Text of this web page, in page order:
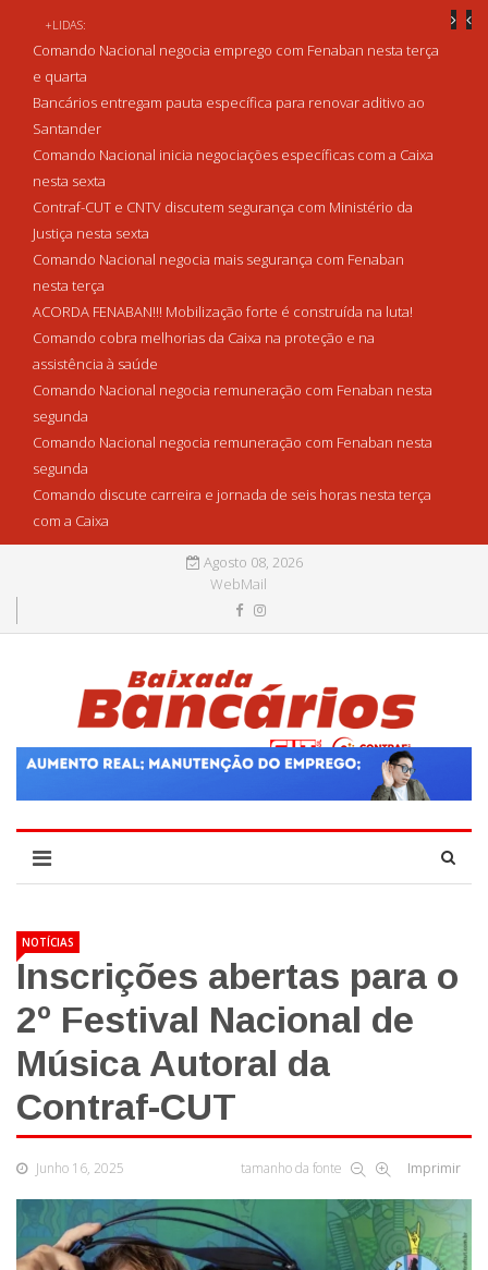
+LIDAS:
Comando Nacional negocia emprego com Fenaban nesta terça
e quarta
Bancários entregam pauta específica para renovar aditivo ao
Santander
Comando Nacional inicia negociações específicas com a Caixa
nesta sexta
Contraf-CUT e CNTV discutem segurança com Ministério da
Justiça nesta sexta
Comando Nacional negocia mais segurança com Fenaban
nesta terça
ACORDA FENABAN!!! Mobilização forte é construída na luta!
Comando cobra melhorias da Caixa na proteção e na
assistência à saúde
Comando Nacional negocia remuneração com Fenaban nesta
segunda
Comando Nacional negocia remuneração com Fenaban nesta
segunda
Comando discute carreira e jornada de seis horas nesta terça
com a Caixa
Agosto 08, 2026
WebMail
NOTÍCIAS
Inscrições abertas para o
2º Festival Nacional de
Música Autoral da
Contraf-CUT
Junho 16, 2025 tamanho da fonte Imprimir